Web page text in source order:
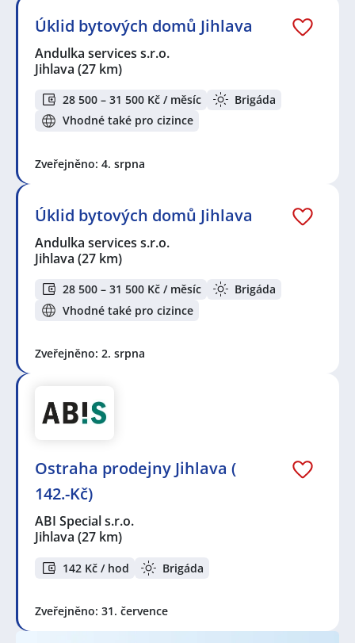
Andulka services s.r.o.
FARLAST Services s.r.o. ,INDEX NOSLUŠ s.r.o.
Seznam lokalit v zobrazených inzerátech:
Celá ČR,Jihlava,Dolní Skrýchov, Jindřichův Hradec
Úklid bytových domů Jihlava
Andulka services s.r.o.
Jihlava (27 km)
28 500 – 31 500 Kč / měsíc
Brigáda
Vhodné také pro cizince
Zveřejněno: 4. srpna
Úklid bytových domů Jihlava
Andulka services s.r.o.
Jihlava (27 km)
28 500 – 31 500 Kč / měsíc
Brigáda
Vhodné také pro cizince
Zveřejněno: 2. srpna
Ostraha prodejny Jihlava (
142.-Kč)
ABI Special s.r.o.
Jihlava (27 km)
142 Kč / hod Brigáda
Zveřejněno: 31. července